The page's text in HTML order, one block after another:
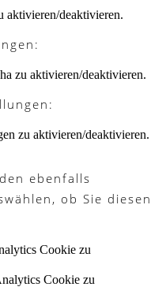
aktivieren/deaktivieren.
zu aktivieren/deaktivieren.
zu aktivieren/deaktivieren.
ebenfalls
ob Sie diesen
Cookie zu
Cookie zu